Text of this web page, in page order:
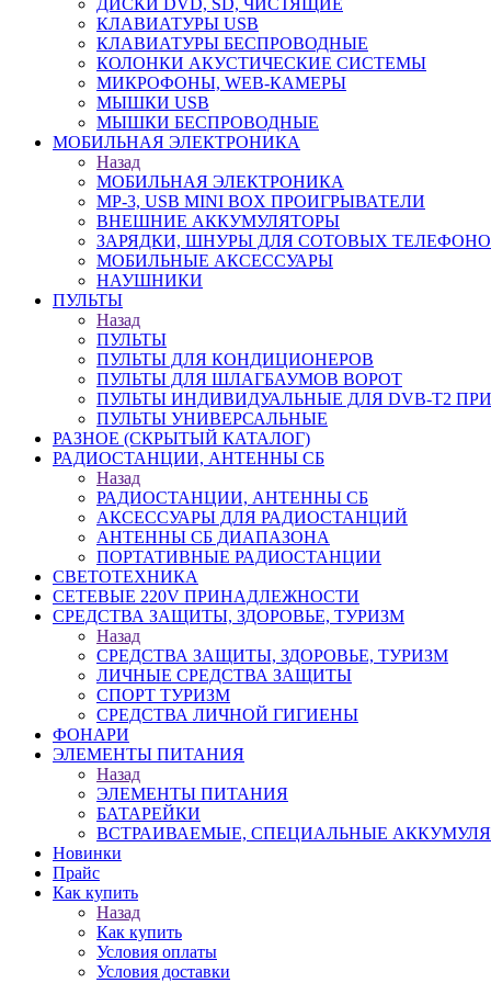
ДИСКИ DVD, SD, ЧИСТЯЩИЕ
КЛАВИАТУРЫ USB
КЛАВИАТУРЫ БЕСПРОВОДНЫЕ
КОЛОНКИ АКУСТИЧЕСКИЕ СИСТЕМЫ
МИКРОФОНЫ, WEB-КАМЕРЫ
МЫШКИ USB
МЫШКИ БЕСПРОВОДНЫЕ
МОБИЛЬНАЯ ЭЛЕКТРОНИКА
Назад
МОБИЛЬНАЯ ЭЛЕКТРОНИКА
MP-3, USB MINI BOX ПРОИГРЫВАТЕЛИ
ВНЕШНИЕ АККУМУЛЯТОРЫ
ЗАРЯДКИ, ШНУРЫ ДЛЯ СОТОВЫХ
МОБИЛЬНЫЕ АКСЕССУАРЫ
НАУШНИКИ
ПУЛЬТЫ
Назад
ПУЛЬТЫ
ПУЛЬТЫ ДЛЯ КОНДИЦИОНЕРОВ
ПУЛЬТЫ ДЛЯ ШЛАГБАУМОВ ВОРОТ
ПУЛЬТЫ ИНДИВИДУАЛЬНЫЕ ДЛЯ DVB-T2
ПУЛЬТЫ УНИВЕРСАЛЬНЫЕ
РАЗНОЕ (СКРЫТЫЙ КАТАЛОГ)
РАДИОСТАНЦИИ, АНТЕННЫ CБ
Назад
РАДИОСТАНЦИИ, АНТЕННЫ CБ
АКСЕССУАРЫ ДЛЯ РАДИОСТАНЦИЙ
АНТЕННЫ CБ ДИАПАЗОНА
ПОРТАТИВНЫЕ РАДИОСТАНЦИИ
СВЕТОТЕХНИКА
СЕТЕВЫЕ 220V ПРИНАДЛЕЖНОСТИ
СРЕДСТВА ЗАЩИТЫ, ЗДОРОВЬЕ, ТУРИЗМ
Назад
СРЕДСТВА ЗАЩИТЫ, ЗДОРОВЬЕ, ТУРИЗМ
ЛИЧНЫЕ СРЕДСТВА ЗАЩИТЫ
СПОРТ ТУРИЗМ
СРЕДСТВА ЛИЧНОЙ ГИГИЕНЫ
ФОНАРИ
ЭЛЕМЕНТЫ ПИТАНИЯ
Назад
ЭЛЕМЕНТЫ ПИТАНИЯ
БАТАРЕЙКИ
ВСТРАИВАЕМЫЕ, СПЕЦИАЛЬНЫЕ
Новинки
Прайс
Как купить
Назад
Как купить
Условия оплаты
Условия доставки